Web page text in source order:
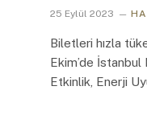
25 Eylül 2023
Biletleri hızla
Ekim’de İstanbul
Etkinlik, Enerji